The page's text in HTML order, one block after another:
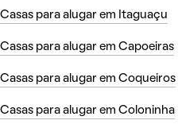
Casas para alugar em Itaguaçu
Casas para alugar em Capoeiras
Casas para alugar em Coqueiros
Casas para alugar em Coloninha